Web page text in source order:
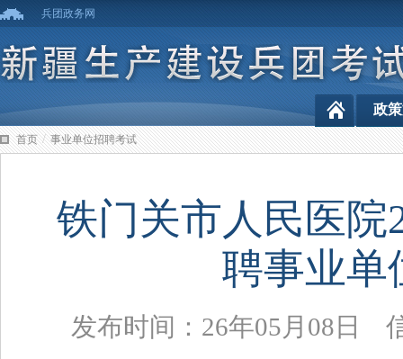
兵团政务网
政
首页 / 事业单位招聘考试
铁门关市人民医院
聘事业单
发布时间：26年05月08日